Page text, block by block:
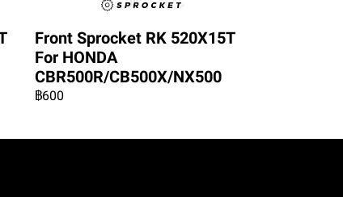
Front Sprocket RK 520X15T
For HONDA
CBR500R/CB500X/NX500
฿600